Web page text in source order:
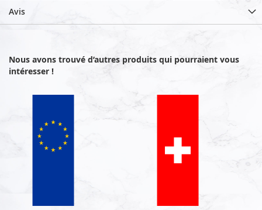
Avis
Nous avons trouvé d’autres produits qui pourraient vous
intéresser !